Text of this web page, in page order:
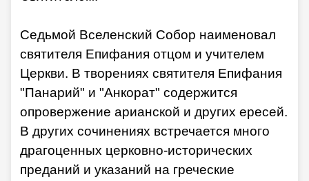
Седьмой Вселенский Собор наименовал
святителя Епифания отцом и учителем
Церкви. В творениях святителя Епифания
"Панарий" и "Анкорат" содержится
опровержение арианской и других ересей.
В других сочинениях встречается много
драгоценных церковно-исторических
преданий и указаний на греческие